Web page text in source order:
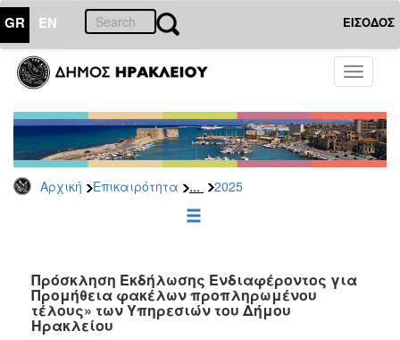
GR EN ΕΙΣΟΔΟΣ
Toggle
Αρχική Επικαιρότητα ... 2025
ΕΠΙΚΑΙΡΟΤΗΤΑ
-
Δημοπρασίες
Αρχείο
2026
2022
2021
Πρόσκληση Εκδήλωσης Ενδιαφέροντος για
Προμήθεια φακέλων προπληρωμένου
τέλους» των Υπηρεσιών του Δήμου
Ηρακλείου